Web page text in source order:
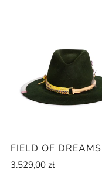
FIELD OF DREAMS
3.529,00 zł